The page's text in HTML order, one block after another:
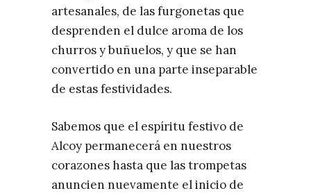
artesanales, de las furgonetas que
desprenden el dulce aroma de los
churros y buñuelos, y que se han
convertido en una parte inseparable
de estas festividades.
Sabemos que el espíritu festivo de
Alcoy permanecerá en nuestros
corazones hasta que las trompetas
anuncien nuevamente el inicio de